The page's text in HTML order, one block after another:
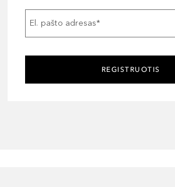
El. pašto adresas*
REGISTRUOTIS